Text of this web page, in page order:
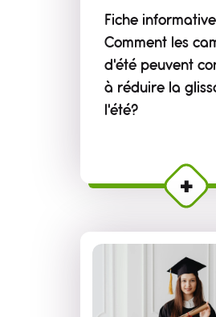
Fiche
Comment les
d'été peuvent
à réduire la
l'été?